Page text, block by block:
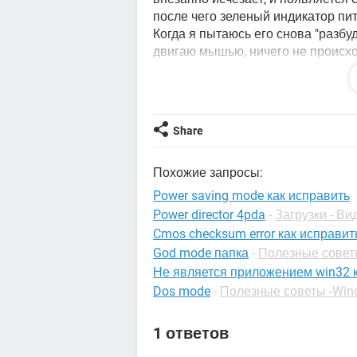
после чего зеленый индикатор
Когда я пытаюсь его снова
двигаю мышью, ничего не
питания, чтобы выключить
Я поменял все настройки
тоже. Не действует. Все
Может кто-нибудь объяснить, как
какие нужны настройки? И как из
Share
Похожие запросы:
Power saving mode как исправить
Power director 4pda - Загрузки -
Cmos checksum error как
God mode папка - Полезные
Не является приложением win32
Dos mode - Полезные советы -
1 ответов